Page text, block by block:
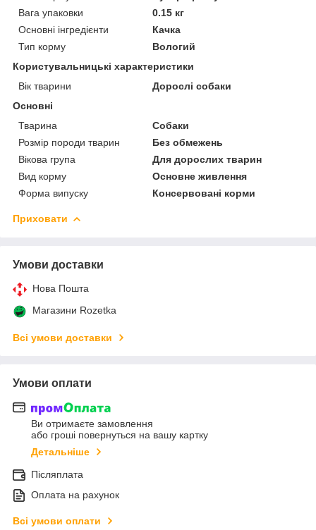
Вага упаковки
0.15 кг
Основні інгредієнти
Качка
Тип корму
Вологий
Користувальницькі характеристики
Вік тварини
Дорослі собаки
Основні
Тварина
Собаки
Розмір породи тварин
Без обмежень
Вікова група
Для дорослих тварин
Вид корму
Основне живлення
Форма випуску
Консервовані корми
Приховати
Умови доставки
Нова Пошта
Магазини Rozetka
Всі умови доставки
Умови оплати
Ви отримаєте замовлення
або гроші повернуться на вашу картку
Детальніше
Післяплата
Оплата на рахунок
Всі умови оплати